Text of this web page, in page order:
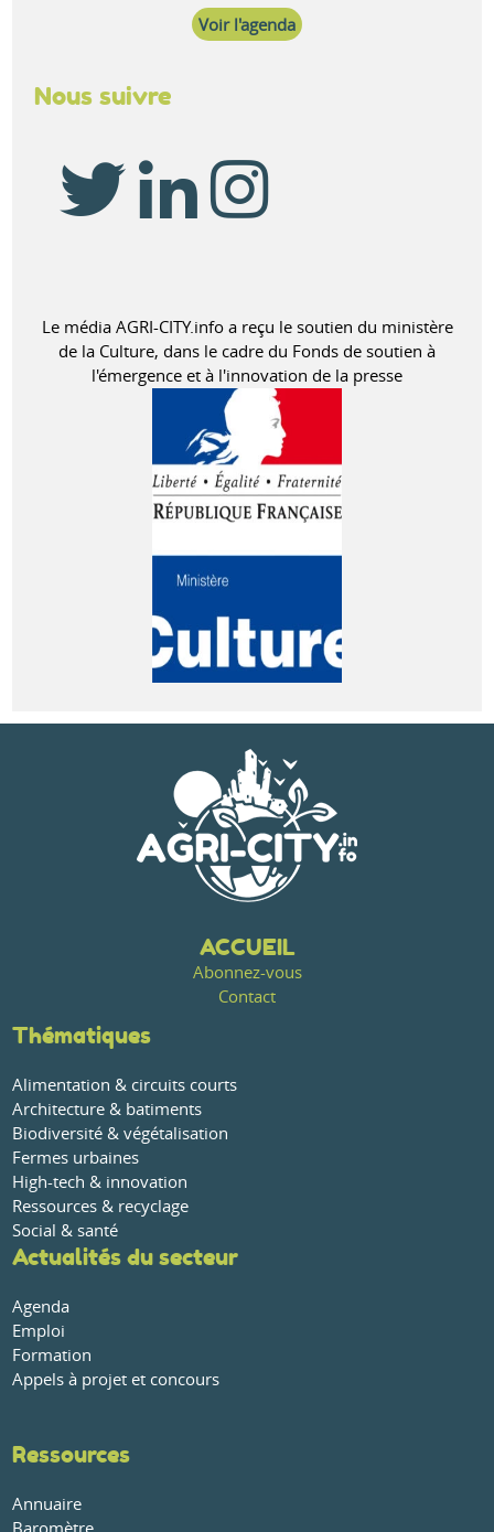
Voir l'agenda
Nous suivre
Le média AGRI-CITY.info a reçu le soutien du ministère
de la Culture, dans le cadre du Fonds de soutien à
l'émergence et à l'innovation de la presse
ACCUEIL
Abonnez-vous
Contact
Thématiques
Alimentation & circuits courts
Architecture & batiments
Biodiversité & végétalisation
Fermes urbaines
High-tech & innovation
Ressources & recyclage
Social & santé
Actualités du secteur
Agenda
Emploi
Formation
Appels à projet et concours
Ressources
Annuaire